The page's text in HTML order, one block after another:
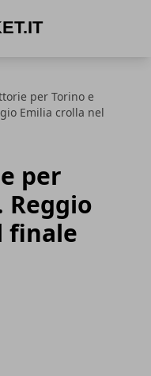
per Torino e
Emilia crolla nel
per
Reggio
finale